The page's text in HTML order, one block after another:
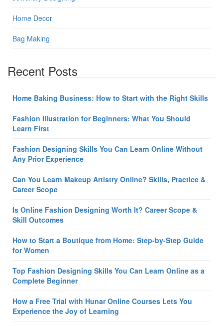
Home Decor
Bag Making
Recent Posts
Home Baking Business: How to Start with the Right Skills
Fashion Illustration for Beginners: What You Should
Learn First
Fashion Designing Skills You Can Learn Online Without
Any Prior Experience
Can You Learn Makeup Artistry Online? Skills, Practice &
Career Scope
Is Online Fashion Designing Worth It? Career Scope &
Skill Outcomes
How to Start a Boutique from Home: Step-by-Step Guide
for Women
Top Fashion Designing Skills You Can Learn Online as a
Complete Beginner
How a Free Trial with Hunar Online Courses Lets You
Experience the Joy of Learning